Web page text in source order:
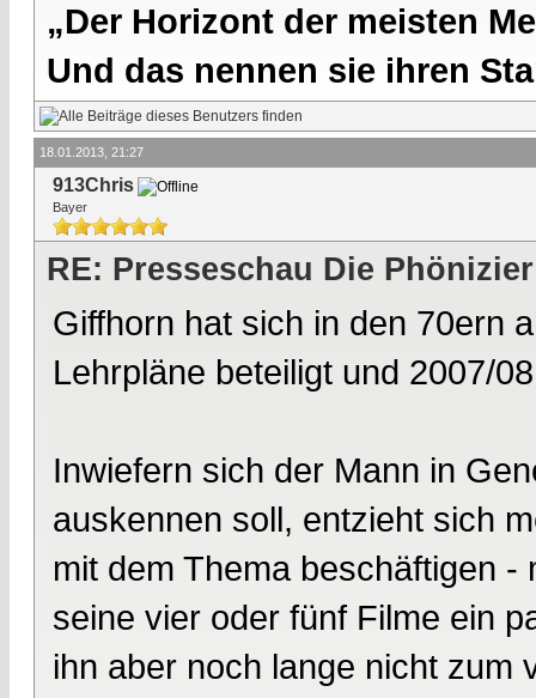
„Der Horizont der meisten
Und das nennen sie ihren
18.01.2013, 21:27
913Chris
Bayer
RE: Presseschau Die
Giffhorn hat sich in den 70ern
Lehrpläne beteiligt und 2007/
Inwiefern sich der Mann in
auskennen soll, entzieht sich
mit dem Thema beschäftigen
seine vier oder fünf Filme ein
ihn aber noch lange nicht zum